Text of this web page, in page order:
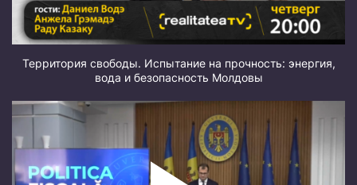
Территория свободы. Испытание на прочность: энергия,
вода и безопасность Молдовы